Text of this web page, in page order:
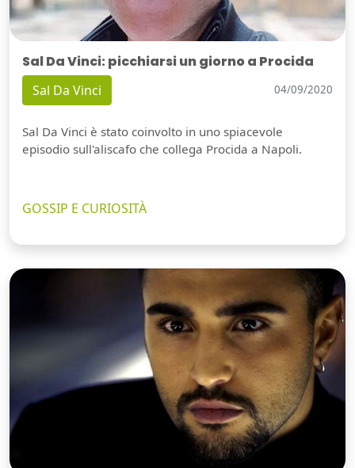
Sal Da Vinci: picchiarsi un giorno a Procida
Sal Da Vinci 04/09/2020
Sal Da Vinci è stato coinvolto in uno spiacevole
episodio sull'aliscafo che collega Procida a Napoli.
GOSSIP E CURIOSITÀ